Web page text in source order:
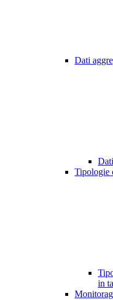
Dati
Tipologie
in